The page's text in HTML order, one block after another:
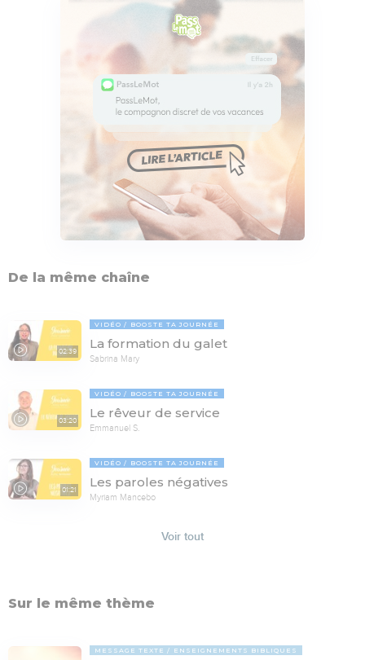
De la même chaîne
02:39
VIDÉO BOOSTE TA JOURNÉE
La formation du galet
Sabrina Mary
03:20
VIDÉO BOOSTE TA JOURNÉE
Le rêveur de service
Emmanuel S.
01:21
VIDÉO BOOSTE TA JOURNÉE
Les paroles négatives
Myriam Mancebo
Voir tout
Sur le même thème
MESSAGE TEXTE ENSEIGNEMENTS BIBLIQUES